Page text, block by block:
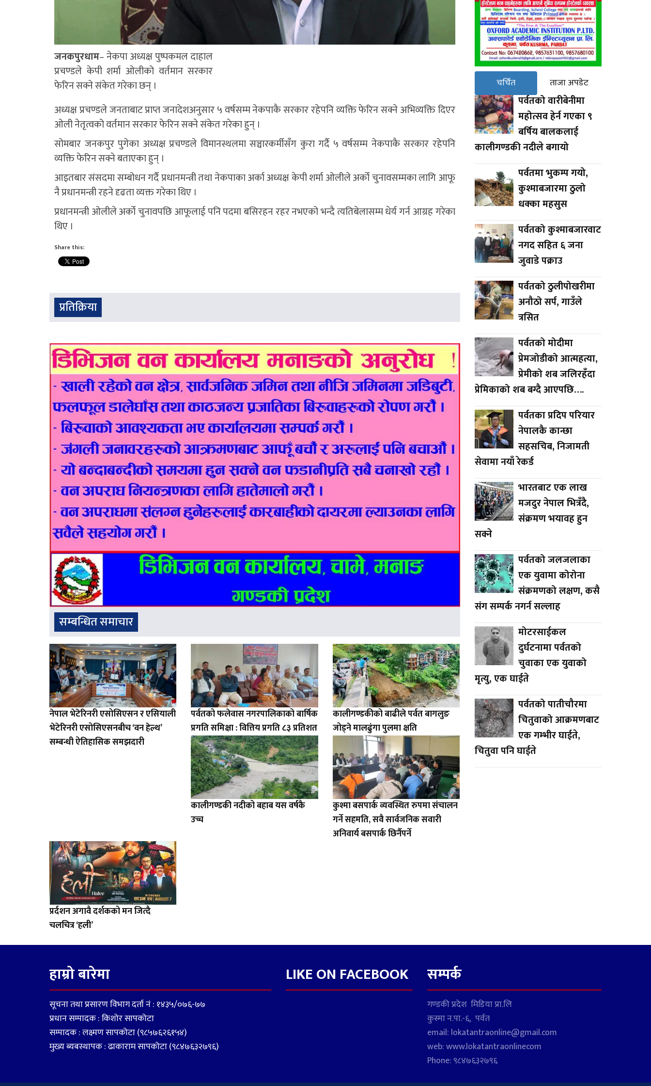
जनकपुरधाम– नेकपा अध्यक्ष पुष्पकमल दाहाल
प्रचण्डले केपी शर्मा ओलीको वर्तमान सरकार
फेरिन सक्ने संकेत गरेका छन् ।
अध्यक्ष प्रचण्डले जनताबाट प्राप्त जनादेशअनुसार ५ वर्षसम्म नेकपाकै सरकार रहेपनि व्यक्ति फेरिन सक्ने अभिव्यक्ति दिएर
ओली नेतृत्वको वर्तमान सरकार फेरिन सक्ने संकेत गरेका हुन् ।
सोमबार जनकपुर पुगेका अध्यक्ष प्रचण्डले विमानस्थलमा सञ्चारकर्मीसँग कुरा गर्दै ५ वर्षसम्म नेकपाकै सरकार रहेपनि
व्यक्ति फेरिन सक्ने बताएका हुन् ।
आइतबार संसदमा सम्बोधन गर्दै प्रधानमन्त्री तथा नेकपाका अर्का अध्यक्ष केपी शर्मा ओलीले अर्को चुनावसम्मका लागि आफू
नै प्रधानमन्त्री रहने दृढता व्यक्त गरेका थिए ।
प्रधानमन्त्री ओलीले अर्को चुनावपछि आफूलाई पनि पदमा बसिरहन रहर नभएको भन्दै त्यतिबेलासम्म धेर्य गर्न आग्रह गरेका
थिए ।
Share this:
प्रतिक्रिया
सम्बन्धित समाचार
नेपाल भेटेरिनरी एसोसिएसन र एसियाली
भेटेरिनरी एसोसिएसनबीच ‘वन हेल्थ’
सम्बन्धी ऐतिहासिक समझदारी
पर्वतको फलेवास नगरपालिकाको बार्षिक
प्रगति समिक्षा : वित्तिय प्रगति ८३ प्रतिशत
कालीगण्डकीको बाढीले पर्वत बागलुङ
जोड्ने मालढुंगा पुलमा क्षति
कालीगण्डकी नदीको बहाब यस वर्षकै
उच्च
कुश्मा बसपार्क व्यवस्थित रुपमा संचालन
गर्ने सहमति, सवै सार्वजनिक सवारी
अनिवार्य बसपार्क छिर्नैपर्ने
प्रर्दशन अगावै दर्शकको मन जित्दै
चलचित्र ‘हली’
चर्चित ताजा अपडेट
पर्वतको वारीबेनीमा
महोत्सव हेर्न गएका ९
बर्षिय बालकलाई
कालीगण्डकी नदीले बगायो
पर्वतमा भुकम्प गयो,
कुश्माबजारमा ठुलो
धक्का महसुस
पर्वतको कुश्माबजारवाट
नगद सहित ६ जना
जुवाडे पक्राउ
पर्वतको ठुलीपोखरीमा
अनौठो सर्प, गाउँले
त्रसित
पर्वतको मोदीमा
प्रेमजोडीको आत्महत्या,
प्रेमीको शब जलिरहँदा
प्रेमिकाको शब बग्दै आएपछि….
पर्वतका प्रदिप परियार
नेपालकै कान्छा
सहसचिब, निजामती
सेवामा नयाँ रेकर्ड
भारतबाट एक लाख
मजदुर नेपाल भित्रँदै,
संक्रमण भयावह हुन
सक्ने
पर्वतको जलजलाका
एक युवामा कोरोना
संक्रमणको लक्षण, कसै
संग सम्पर्क नगर्न सल्लाह
मोटरसाईकल
दुर्घटनामा पर्वतको
चुवाका एक युवाको
मृत्यु, एक घाईते
पर्वतको पातीचौरमा
चितुवाको आक्रमणबाट
एक गम्भीर घाईते,
चितुवा पनि घाईते
हाम्रो बारेमा
सूचना तथा प्रसारण विभाग दर्ता नं : १४३५/०७६-७७
प्रधान सम्पादक : किशोर सापकोटा
सम्पादक : लक्ष्मण सापकोटा (९८५७६२६१५४)
मुख्य ब्यबस्थापक : ढाकाराम सापकोटा (९८४७६३२७९६)
LIKE ON FACEBOOK सम्पर्क
गण्डकी प्रदेश मिडिया प्रा.लि
कुस्मा न.पा.-६, पर्वत
email: lokatantraonline@gmail.com
web: www.lokatantraonlinecom
Phone: ९८४७६३२७९६